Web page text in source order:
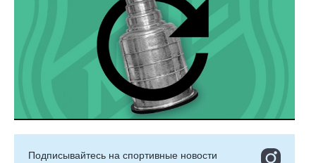
Подписывайтесь на cпортивные новости